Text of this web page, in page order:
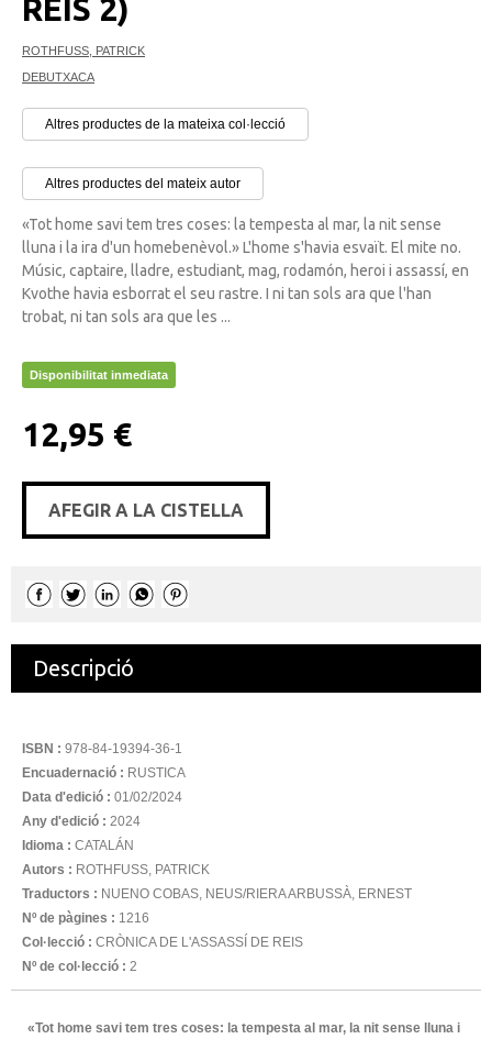
REIS 2)
ROTHFUSS, PATRICK
DEBUTXACA
Altres productes de la mateixa col·lecció
Altres productes del mateix autor
«Tot home savi tem tres coses: la tempesta al mar, la nit sense
lluna i la ira d'un homebenèvol.» L'home s'havia esvaït. El mite no.
Músic, captaire, lladre, estudiant, mag, rodamón, heroi i assassí, en
Kvothe havia esborrat el seu rastre. I ni tan sols ara que l'han
trobat, ni tan sols ara que les ...
Disponibilitat inmediata
12,95 €
AFEGIR A LA CISTELLA
Descripció
ISBN : 978-84-19394-36-1
Encuadernació : RUSTICA
Data d'edició : 01/02/2024
Any d'edició : 2024
Idioma : CATALÁN
Autors : ROTHFUSS, PATRICK
Traductors : NUENO COBAS, NEUS/RIERA ARBUSSÀ, ERNEST
Nº de pàgines : 1216
Col·lecció : CRÒNICA DE L'ASSASSÍ DE REIS
Nº de col·lecció : 2
«Tot home savi tem tres coses: la tempesta al mar, la nit sense lluna i